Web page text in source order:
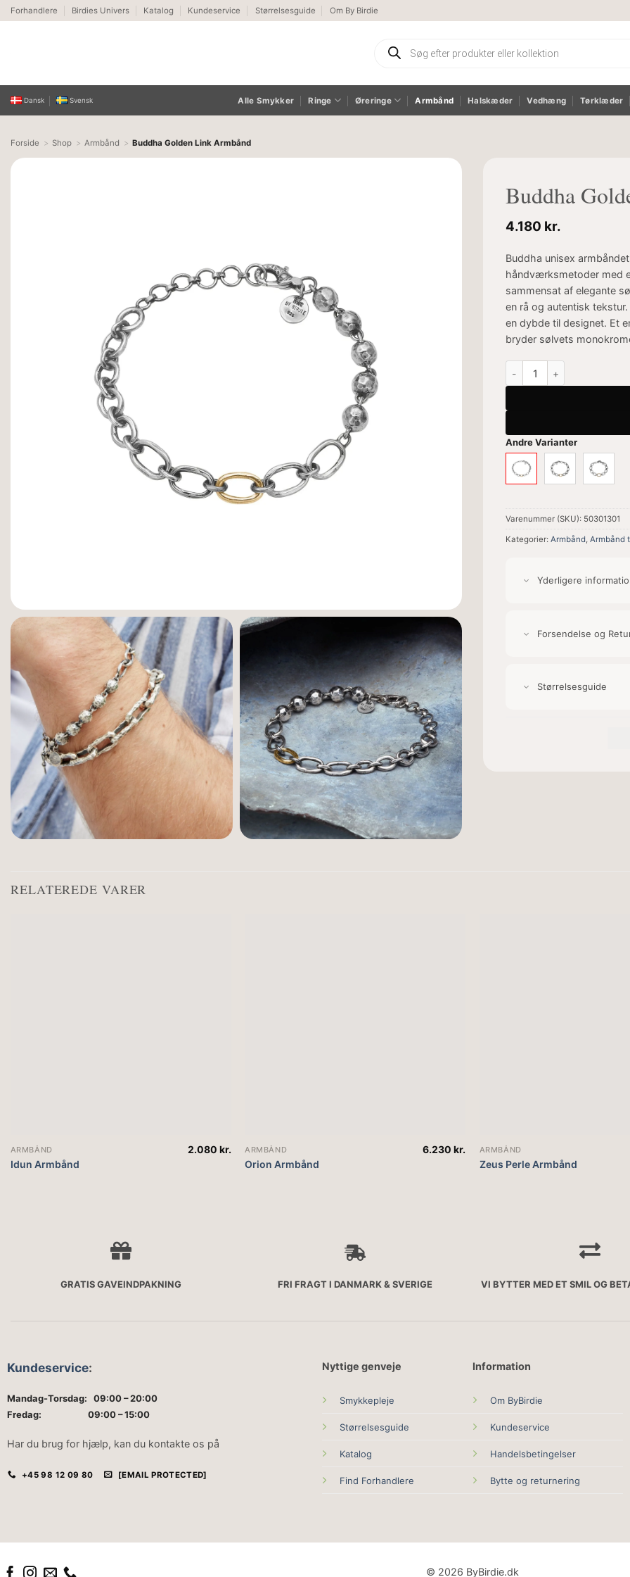
Fortsæt
til
Forhandlere Birdies Univers Katalog Kundeservice Størrelsesguide Om By Birdie
search
Dansk Svensk Alle Smykker Ringe Øreringe Armbånd Halskæder Vedhæng Tørklæder
Forside Shop Armbånd Buddha Golden Link Armbånd
Buddha
4.180 kr.
Buddha unisex
håndværksmetoder med
sammensat af elegante
en rå og autentisk
en dybde til designet. Et
bryder sølvets
Andre Varianter
Varenummer (SKU): 50301301
Kategorier:Armbånd,Armbånd
Yderligere
Forsendelse og
Størrelsesguide
RELATEREDE VARER
ARMBÅND
Idun Armbånd
2.080 kr. ARMBÅND
Orion Armbånd
6.230kr. ARMBÅND
Zeus Perle Armbånd
GRATIS GAVEINDPAKNING FRI FRAGT I DANMARK & SVERIGE VI BYTTER MED ET SMIL OG
Kundeservice:
Mandag-Torsdag: 09:00 – 20:00
Fredag: 09:00 – 15:00
Har du brug for hjælp, kan du kontakte os på
+45 98 12 09 80 [EMAIL PROTECTED]
Nyttige genveje
Smykkepleje
Størrelsesguide
Katalog
Find Forhandlere
Information
Om ByBirdie
Kundeservice
Handelsbetingelser
Bytte og returnering
© 2026 ByBirdie.dk